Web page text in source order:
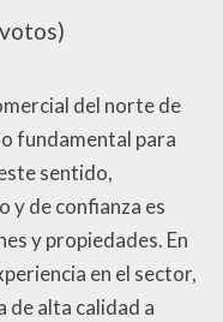
del norte de
fundamental para
sentido,
y de confianza es
y propiedades. En
en el sector,
alta calidad a